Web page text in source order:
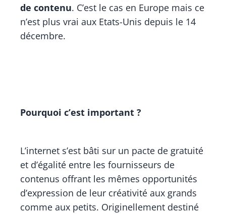
de contenu. C’est le cas en Europe mais ce
n’est plus vrai aux Etats-Unis depuis le 14
décembre.
Pourquoi c’est important ?
L’internet s’est bâti sur un pacte de gratuité
et d’égalité entre les fournisseurs de
contenus offrant les mêmes opportunités
d’expression de leur créativité aux grands
comme aux petits. Originellement destiné